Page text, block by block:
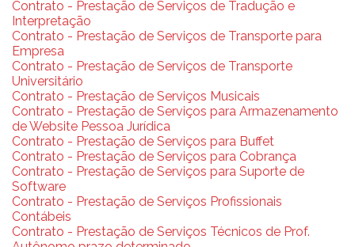
Contrato - Prestação de Serviços de Tradução e
Interpretação
Contrato - Prestação de Serviços de Transporte para
Empresa
Contrato - Prestação de Serviços de Transporte
Universitário
Contrato - Prestação de Serviços Musicais
Contrato - Prestação de Serviços para Armazenamento
de Website Pessoa Jurídica
Contrato - Prestação de Serviços para Buffet
Contrato - Prestação de Serviços para Cobrança
Contrato - Prestação de Serviços para Suporte de
Software
Contrato - Prestação de Serviços Profissionais
Contábeis
Contrato - Prestação de Serviços Técnicos de Prof.